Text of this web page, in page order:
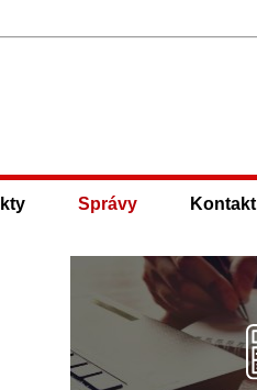
Správy Kontakt